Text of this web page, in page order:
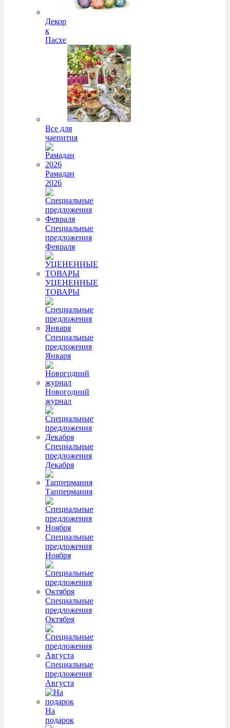
Декор
к
Пасхе
Все для
чаепития
Рамадан
2026
Специальные
предложения
Февраля
УЦЕНЕННЫЕ
ТОВАРЫ
Специальные
предложения
Января
Новогодний
журнал
Специальные
предложения
Декабря
Таппермания
Специальные
предложения
Ноября
Специальные
предложения
Октября
Специальные
предложения
Августа
На
подарок